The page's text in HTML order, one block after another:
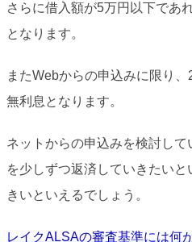
さらに借入額が5万円以下であ
となります。
またWebからの申込みに限り
無利息となります。
ネットからの申込みを検討し
を少しずつ返済していきたい
きいといえるでしょう。
レイクALSAの審査基準には何